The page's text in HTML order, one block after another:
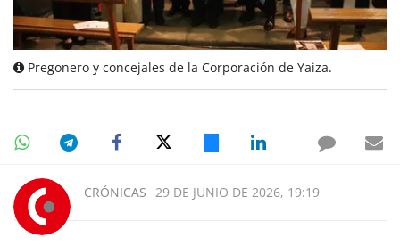
Pregonero y concejales de la Corporación de Yaiza.
CRÓNICAS 29 DE JUNIO DE 2026, 19:19